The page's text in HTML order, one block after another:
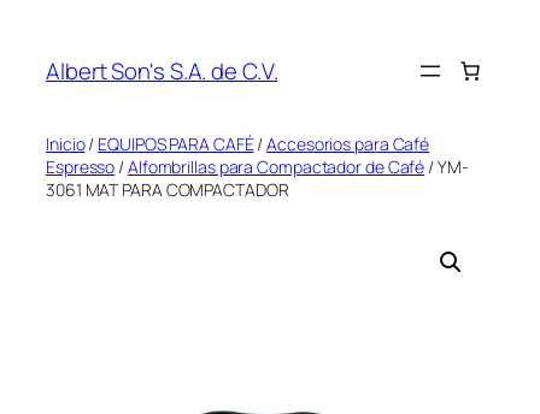
contenido
Albert Son's S.A. de C.V.
Inicio/ EQUIPOS PARA CAFÉ/Accesorios para Café
Espresso /Alfombrillas para Compactador de Café / YM-
3061 MAT PARA COMPACTADOR